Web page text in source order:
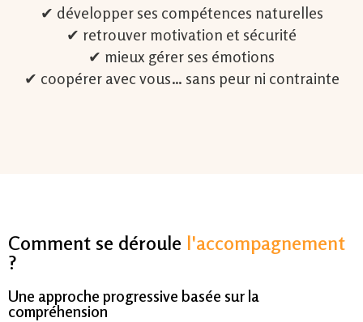
✔ développer ses compétences naturelles
✔ retrouver motivation et sécurité
✔ mieux gérer ses émotions
✔ coopérer avec vous… sans peur ni contrainte
Comment se déroule l'accompagnement
?
Une approche progressive basée sur la
compréhension